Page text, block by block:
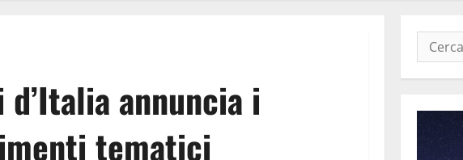
annuncia i
tematici
Ricerca
per: